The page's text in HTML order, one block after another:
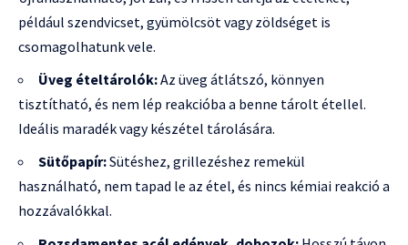
például szendvicset, gyümölcsöt vagy zöldséget is
csomagolhatunk vele.
Üveg ételtárolók:Az üveg átlátszó, könnyen
tisztítható, és nem lép reakcióba a benne tárolt étellel.
Ideális maradék vagy készétel tárolására.
Sütőpapír:Sütéshez, grillezéshez remekül
használható, nem tapad le az étel, és nincs kémiai reakció a
hozzávalókkal.